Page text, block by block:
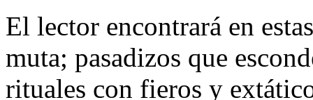
El lector encontrará en
muta; pasadizos que
rituales con fieros y